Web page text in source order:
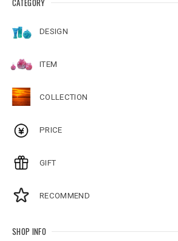
DESIGN
ITEM
COLLECTION
PRICE
GIFT
RECOMMEND
SHOP INFO